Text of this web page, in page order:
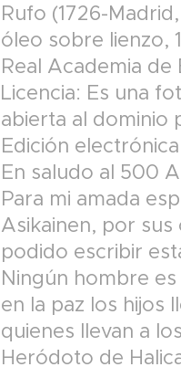
Rufo (1726-
óleo sobre lienzo,
Real Academia
Licencia: Es una
abierta al dominio
Edición
En saludo al 500
Para mi amada
Asikainen, por
podido escribir
Ningún hombre
en la paz los hijos
quienes llevan a
Heródoto de